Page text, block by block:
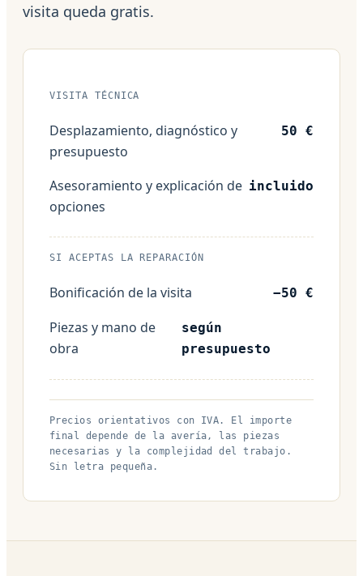
visita queda gratis.
VISITA TÉCNICA
Desplazamiento, diagnóstico y
presupuesto
50 €
Asesoramiento y explicación de
opciones
incluido
SI ACEPTAS LA REPARACIÓN
Bonificación de la visita −50 €
Piezas y mano de
obra
según
presupuesto
Precios orientativos con IVA. El importe
final depende de la avería, las piezas
necesarias y la complejidad del trabajo.
Sin letra pequeña.